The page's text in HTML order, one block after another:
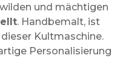
und mächtigen
. Handbemalt, ist
Kultmaschine.
Personalisierung